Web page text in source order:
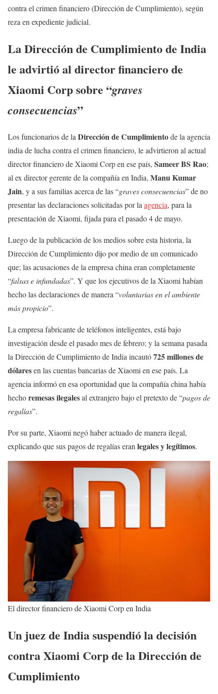
contra el crimen financiero (Dirección de Cumplimiento), según
reza en expediente judicial.
La Dirección de Cumplimiento de India
le advirtió al director financiero de
Xiaomi Corp sobre “graves
consecuencias”
Los funcionarios de la Dirección de Cumplimientode la agencia
india de lucha contra el crimen financiero, le advirtieron al actual
director financiero de Xiaomi Corp en ese país, Sameer BS Rao;
al ex director gerente de la compañía en India, Manu Kumar
Jain, y a sus familias acerca de las “graves consecuencias” de no
presentar las declaraciones solicitadas por la agencia, para la
presentación de Xiaomi, fijada para el pasado 4 de mayo.
Luego de la publicación de los medios sobre esta historia, la
Dirección de Cumplimiento dijo por medio de un comunicado
que; las acusaciones de la empresa china eran completamente
“falsas e infundadas”. Y que los ejecutivos de la Xiaomi habían
hecho las declaraciones de manera “voluntarias en el ambiente
más propicio”.
La empresa fabricante de teléfonos inteligentes, está bajo
investigación desde el pasado mes de febrero; y la semana pasada
la Dirección de Cumplimiento de India incautó725 millones de
dólaresen las cuentas bancarias de Xiaomi en ese país. La
agencia informó en esa oportunidad que la compañía china había
hechoremesas ilegalesal extranjero bajo el pretexto de “pagos de
regalías”.
Por su parte, Xiaomi negó haber actuado de manera ilegal,
explicando que sus pagos de regalías eran legales y legítimos.
El director financiero de Xiaomi Corp en India
Un juez de India suspendió la decisión
contra Xiaomi Corp de la Dirección de
Cumplimiento